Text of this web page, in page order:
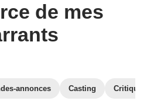
de mes
annonces Casting